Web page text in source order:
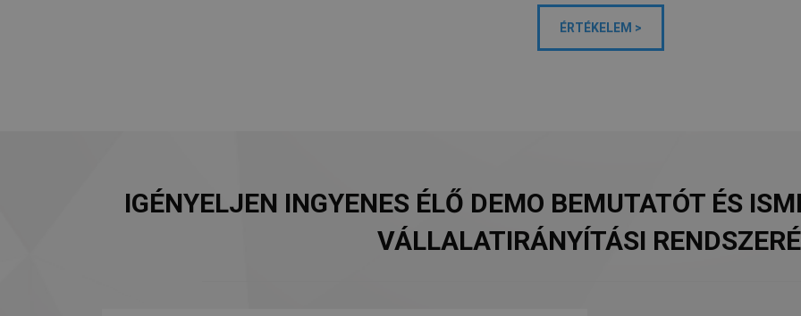
ÉRTÉKELEM >
IGÉNYELJEN INGYENES ÉLŐ DEMO BEMUTATÓT ÉS
VÁLLALATIRÁNYÍTÁSI